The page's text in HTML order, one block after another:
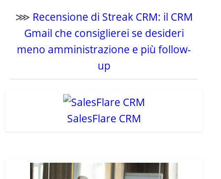
⋙ Recensione di Streak CRM: il CRM
Gmail che consiglierei se desideri
meno amministrazione e più follow-
up
SalesFlare CRM